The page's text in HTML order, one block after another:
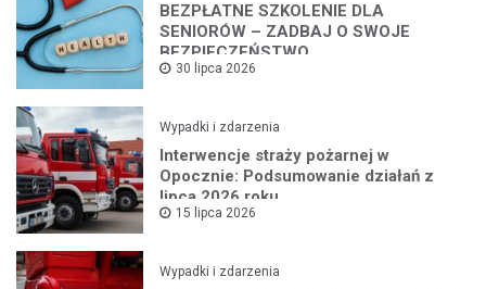
BEZPŁATNE SZKOLENIE DLA
SENIORÓW – ZADBAJ O SWOJE
BEZPIECZEŃSTWO
30 lipca 2026
Wypadki i zdarzenia
Interwencje straży pożarnej w
Opocznie: Podsumowanie działań z
lipca 2026 roku
15 lipca 2026
Wypadki i zdarzenia